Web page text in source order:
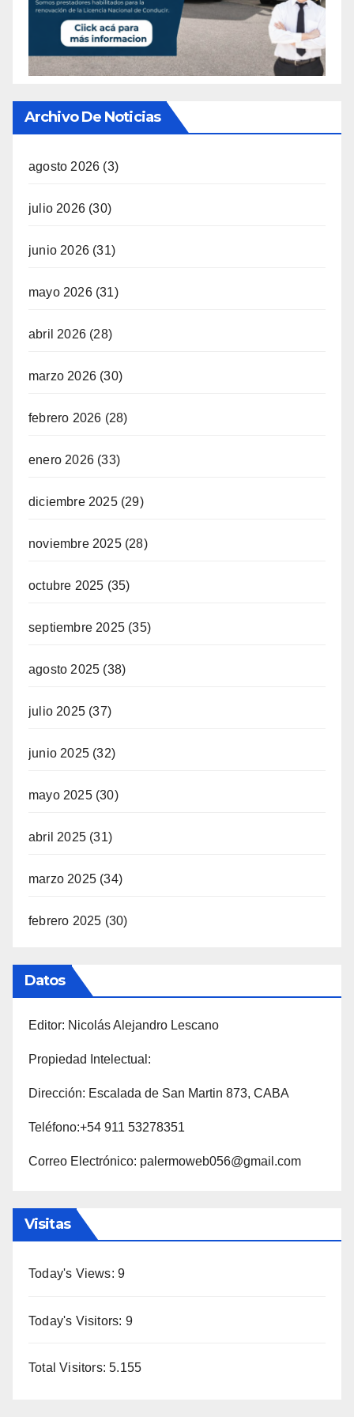
Archivo De Noticias
agosto 2026 (3)
julio 2026 (30)
junio 2026 (31)
mayo 2026(31)
abril 2026 (28)
marzo 2026 (30)
febrero 2026 (28)
enero 2026 (33)
diciembre 2025(29)
noviembre 2025(28)
octubre 2025 (35)
septiembre 2025 (35)
agosto 2025 (38)
julio 2025 (37)
junio 2025 (32)
mayo 2025(30)
abril 2025 (31)
marzo 2025 (34)
febrero 2025 (30)
Datos
Editor: Nicolás Alejandro Lescano
Propiedad Intelectual:
Dirección: Escalada de San Martin 873, CABA
Teléfono:+54 911 53278351
Correo Electrónico: palermoweb056@gmail.com
Visitas
Today's Views: 9
Today's Visitors: 9
Total Visitors:5.155